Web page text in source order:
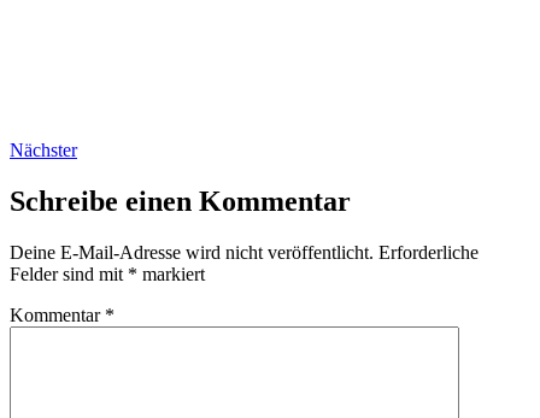
Nächster
Schreibe einen Kommentar
Deine E-Mail-Adresse wird nicht veröffentlicht. Erforderliche
Felder sind mit * markiert
Kommentar *